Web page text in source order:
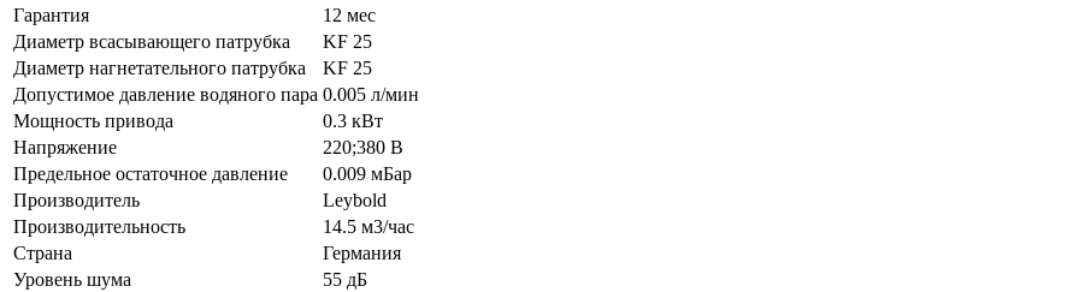
Гарантия
12 мес
Диаметр всасывающего патрубка
KF 25
Диаметр нагнетательного патрубка
KF 25
Допустимое давление водяного пара 0.005 л/мин
Мощность привода
0.3 кВт
Напряжение
220;380 В
Предельное остаточное давление
0.009 мБар
Производитель
Leybold
Производительность
14.5 м3/час
Страна
Германия
Уровень шума
55 дБ